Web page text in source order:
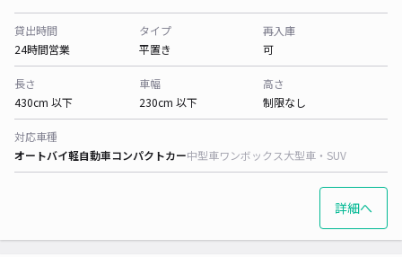
貸出時間
24時間営業
タイプ
平置き
再入庫
可
長さ
430cm 以下
車幅
230cm 以下
高さ
制限なし
対応車種
オートバイ軽自動車コンパクトカー中型車ワンボックス大型車・SUV
詳細へ